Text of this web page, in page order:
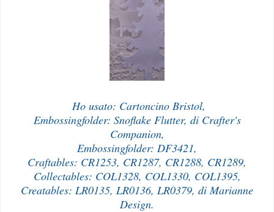
Ho usato: Cartoncino Bristol,
Embossingfolder: Snoflake Flutter, di Crafter's
Companion,
Embossingfolder: DF3421,
Craftables: CR1253, CR1287, CR1288, CR1289,
Collectables: COL1328, COL1330, COL1395,
Creatables: LR0135, LR0136, LR0379, di Marianne
Design.